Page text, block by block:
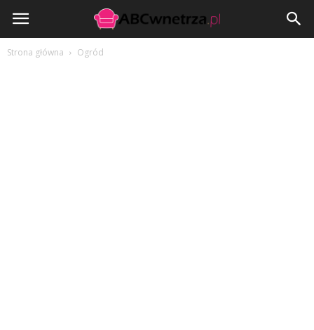
ABCwnetrza.pl
Strona główna Ogród